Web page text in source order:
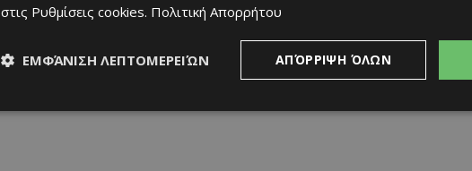
στις Ρυθμίσεις cookies. Πολιτική Απορρήτου
ΑΠΌΡΡΙΨΗ ΌΛΩΝ
ΕΜΦΆΝΙΣΗ ΛΕΠΤΟΜΕΡΕΙΏΝ